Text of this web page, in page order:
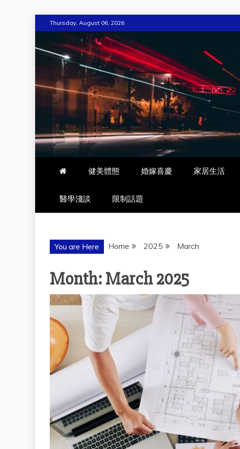
to
content
Thursday, August 06, 2026
WEHOME
愛回家
健美體態 婚嫁喜慶 家居生活
醫學淺談 限制話題
You are Here Home 2025 March
Month:March 2025